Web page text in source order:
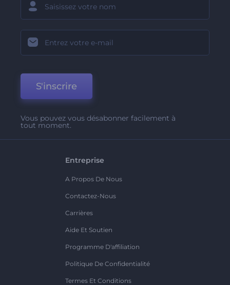
S'inscrire
Vous pouvez vous désabonner facilement à
tout moment.
Entreprise
A Propos De Nous
Contactez-Nous
Carrières
Aide Et Soutien
Programme D'affiliation
Politique De Confidentialité
Termes Et Conditions